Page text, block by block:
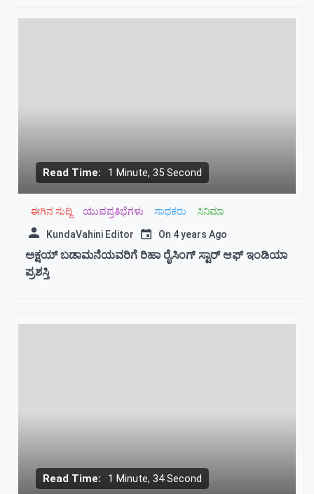
Read Time: 1 Minute, 35 Second
ಈಗಿನ ಸುದ್ದಿ ಯುವಪ್ರತಿಭೆಗಳು ಸಾಧಕರು ಸಿನಿಮಾ
KundaVahini Editor On 4 years Ago
ಅಕ್ಷಯ್ ಬಡಾಮನೆಯವರಿಗೆ ರಿಹಾ ರೈಸಿಂಗ್ ಸ್ಟಾರ್ ಆಫ್ ಇಂಡಿಯಾ
ಪ್ರಶಸ್ತಿ
Read Time: 1 Minute, 34 Second